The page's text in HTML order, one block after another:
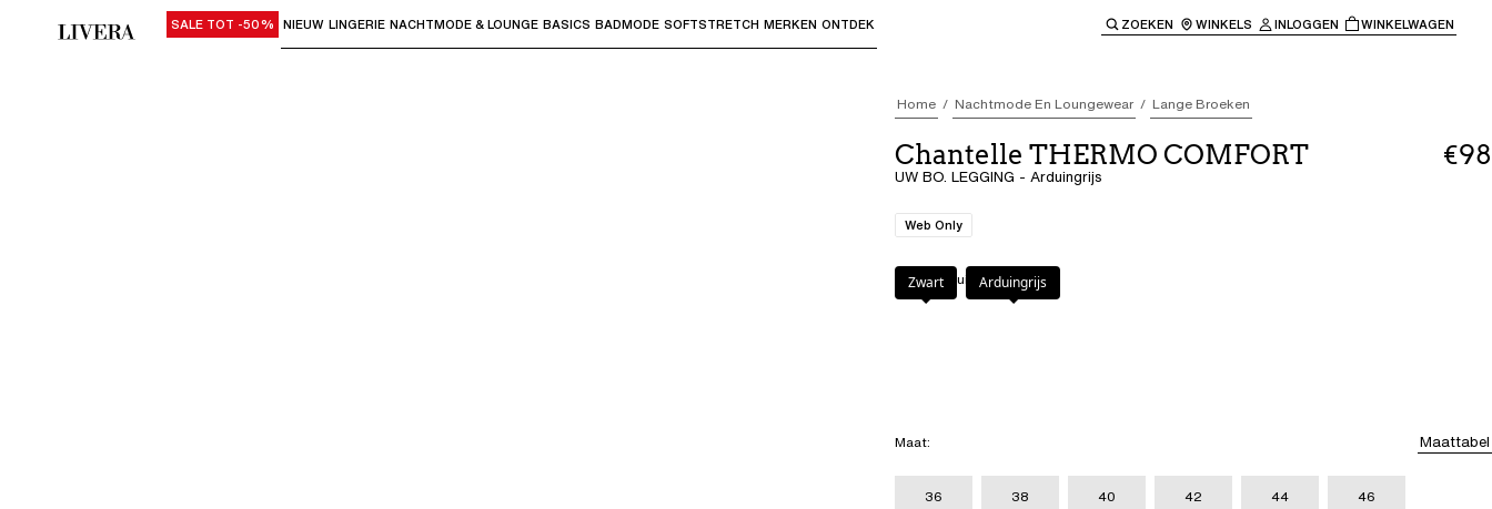
Gebruik "Pijl omlaag" of "Enter" om submenu's te openen en "Pijl omhoog" of "Escape" om terug te keren naar de hoofdnavigatie.
SALE TOT -50% NIEUW LINGERIE NACHTMODE & LOUNGE BASICS BADMODE SOFTSTRETCH MERKEN ONTDEK ZOEKEN WINKELS INLOGGEN WINKELWAGEN
Home Nachtmode En Loungewear Lange Broeken
Chantelle THERMO COMFORT
UW BO. LEGGING - Arduingrijs
€98
Web Only
Kleur: Arduingrijs
Zwart Arduingrijs
Maat: Maattabel
36 38 40 42 44 46